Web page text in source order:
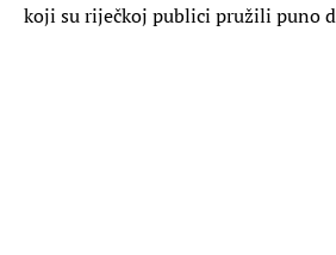
koji su riječkoj publici pružili puno